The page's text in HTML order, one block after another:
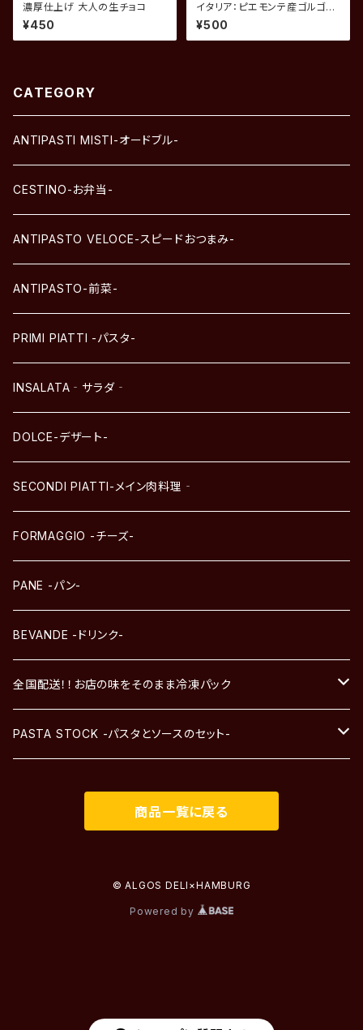
濃厚仕上げ 大人の生チョコ
¥450
イタリア：ピエモンテ産ゴルゴン
ゾーラピカンテ 蜂蜜添え
¥500
CATEGORY
ANTIPASTI MISTI-オードブル-
CESTINO-お弁当-
ANTIPASTO VELOCE-スピードおつまみ-
ANTIPASTO-前菜-
PRIMI PIATTI -パスタ-
INSALATA‐サラダ‐
DOLCE-デザート-
SECONDI PIATTI-メイン肉料理‐
FORMAGGIO -チーズ-
PANE -パン-
BEVANDE -ドリンク-
全国配送！！お店の味をそのまま冷凍パック
パスタソース
PASTA STOCK -パスタとソースのセット-
-自家製ソースと生パスタ-
商品一覧に戻る
© ALGOS DELI×HAMBURG
Powered by